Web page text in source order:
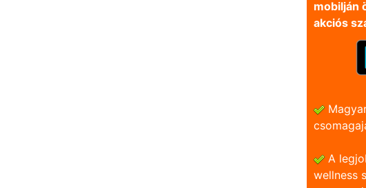
mobilján
akciós
A
wellness